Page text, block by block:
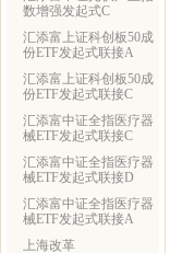
数增强发起式C
汇添富上证科创板50成
份ETF发起式联接A
汇添富上证科创板50成
份ETF发起式联接C
汇添富中证全指医疗器
械ETF发起式联接C
汇添富中证全指医疗器
械ETF发起式联接D
汇添富中证全指医疗器
械ETF发起式联接A
上海改革